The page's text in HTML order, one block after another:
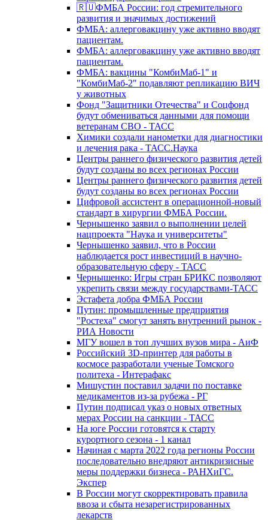
🇷🇺ФМБА России: год стремительного
развития и значимых достижений
ФМБА: аллерговакцину уже активно вводят
пациентам.
ФМБА: аллерговакцину уже активно вводят
пациентам.
ФМБА: вакцины "КомбиМаб-1" и
"КомбиМаб-2" подавляют репликацию ВИЧ
у животных
Фонд "Защитники Отечества" и Соцфонд
будут обмениваться данными для помощи
ветеранам СВО - ТАСС
Химики создали нанометки для диагностики
и лечения рака - ТАСС.Наука
Центры раннего физического развития детей
будут созданы во всех регионах России
Центры раннего физического развития детей
будут созданы во всех регионах России
Цифровой ассистент в операционной-новый
стандарт в хирургии ФМБА России.
Чернышенко заявил о выполнении целей
нацпроекта "Наука и университеты"
Чернышенко заявил, что в России
наблюдается рост инвестиций в научно-
образовательную сферу - ТАСС
Чернышенко: Игры стран БРИКС позволяют
укрепить связи между государствами-ТАСС
Эстафета добра ФМБА России
Путин: промышленные предприятия
"Ростеха" смогут занять внутренний рынок -
РИА Новости
МГУ вошел в топ лучших вузов мира - АиФ
Российский 3D-принтер для работы в
космосе разработали ученые Томского
политеха - Интерафакс
Мишустин поставил задачи по поставке
медикаментов из-за рубежа - РГ
Путин подписал указ о новых ответных
мерах России на санкции - ТАСС
На юге России готовятся к старту
курортного сезона - 1 канал
Начиная с марта 2022 года регионы России
последовательно внедряют антикризисные
меры поддержки бизнеса - РАНХиГС.
Экспер
В России могут скорректировать правила
ввоза и сбыта незарегистрированных
лекарств